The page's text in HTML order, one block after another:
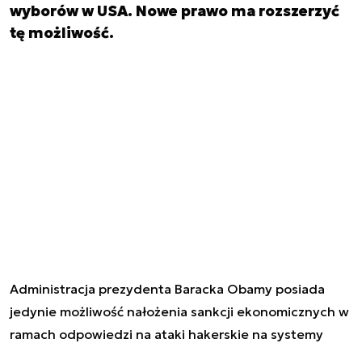
wyborów w USA. Nowe prawo ma rozszerzyć
tę możliwość.
Administracja prezydenta Baracka Obamy posiada
jedynie możliwość nałożenia sankcji ekonomicznych w
ramach odpowiedzi na ataki hakerskie na systemy